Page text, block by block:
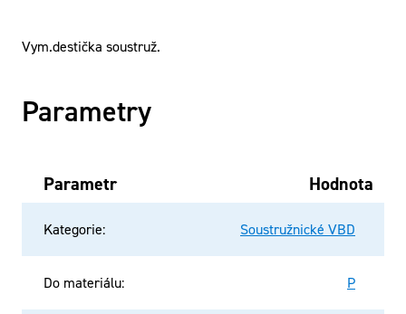
Vym.destička soustruž.
Parametry
Parametr Hodnota
Kategorie: Soustružnické VBD
Do materiálu: P